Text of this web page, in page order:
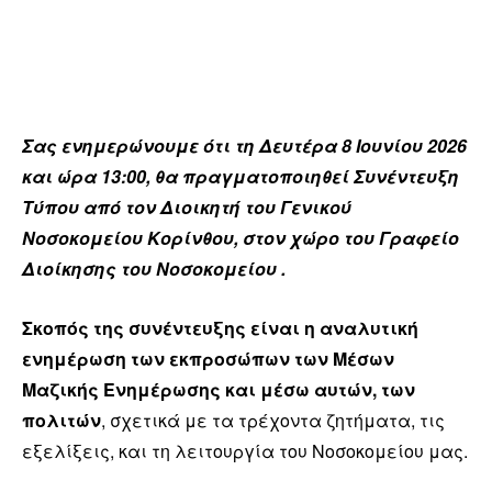
Σας ενημερώνουμε ότι τη Δευτέρα 8 Ιουνίου 2026
και ώρα 13:00, θα πραγματοποιηθεί Συνέντευξη
Τύπου από τον Διοικητή του Γενικού
Νοσοκομείου Κορίνθου, στον χώρο του Γραφείο
Διοίκησης του Νοσοκομείου .
Σκοπός της συνέντευξης είναι η αναλυτική
ενημέρωση των εκπροσώπων των Μέσων
Μαζικής Ενημέρωσης και μέσω αυτών, των
πολιτών, σχετικά με τα τρέχοντα ζητήματα, τις
εξελίξεις, και τη λειτουργία του Νοσοκομείου μας.